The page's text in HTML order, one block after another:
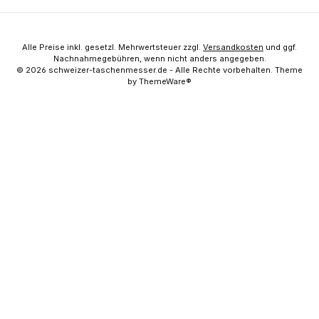
Alle Preise inkl. gesetzl. Mehrwertsteuer zzgl. Versandkosten und ggf.
Nachnahmegebühren, wenn nicht anders angegeben.
© 2026 schweizer-taschenmesser.de - Alle Rechte vorbehalten. Theme
by ThemeWare®